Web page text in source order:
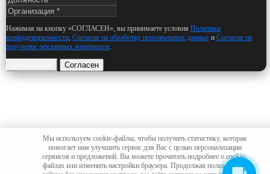
Мы используем cookie-файлы, чтобы получить статистику, которая
помогает нам улучшить сервис для Вас с целью персонализации
сервисов и предложений. Вы можете прочитать подробнее о cookie-
файлах или изменить настройки браузера. Продолжая пользоваться
Нажимая на кнопку «СОГЛАСЕН», вы принимаете условия Политики
конфиденциальности, Согласие на обработку персональных данныхи Согласие на
получение рекламных материалов.
Согласен